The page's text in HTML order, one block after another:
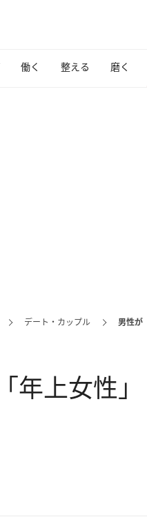
働く 整える 磨く
デート・カップル 男性が
年上女性